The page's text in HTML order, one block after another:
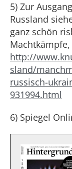
5) Zur
Russland
ganz schön
http://
sland/
russisch-
931994.html
6) Spiegel